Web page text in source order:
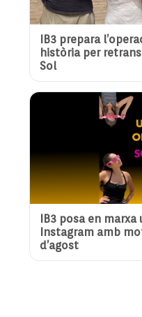
IB3 prepara
història per
Sol
IB3 posa en
Instagram amb
d’agost